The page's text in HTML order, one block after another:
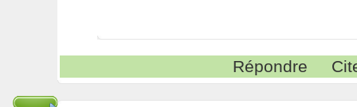
Répondre